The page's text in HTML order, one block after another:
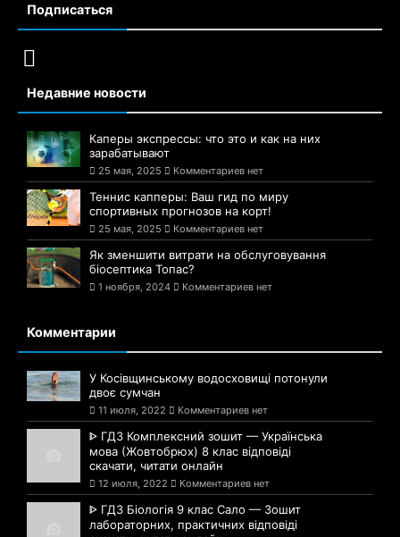
Подписаться
Недавние новости
Каперы экспрессы: что это и как на них
зарабатывают
25 мая, 2025 Комментариев нет
Теннис капперы: Ваш гид по миру
спортивных прогнозов на корт!
25 мая, 2025 Комментариев нет
Як зменшити витрати на обслуговування
біосептика Топас?
1 ноября, 2024 Комментариев нет
Комментарии
У Косівщинському водосховищі потонули
двоє сумчан
11 июля, 2022 Комментариев нет
ᐈ ГДЗ Комплексний зошит — Українська
мова (Жовтобрюх) 8 клас відповіді
скачати, читати онлайн
12 июля, 2022 Комментариев нет
ᐈ ГДЗ Біологія 9 клас Сало — Зошит
лабораторних, практичних відповіді